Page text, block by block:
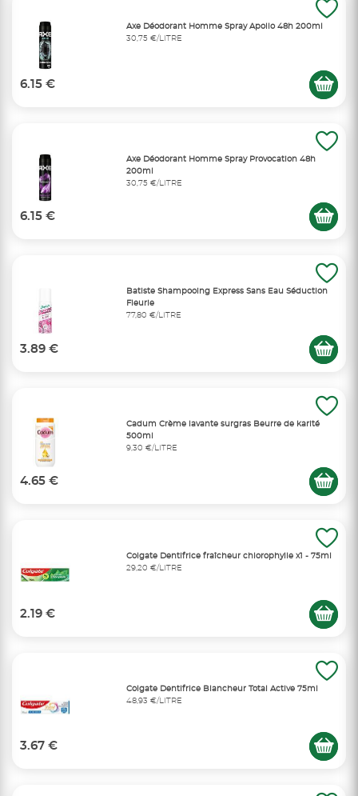
Axe Déodorant Homme Spray Apollo 48h 200ml
30,75 €/LITRE
6.15 €
Axe Déodorant Homme Spray Provocation 48h
200ml
30,75 €/LITRE
6.15 €
Batiste Shampooing Express Sans Eau Séduction
Fleurie
77,80 €/LITRE
3.89 €
Cadum Crème lavante surgras Beurre de karité
500ml
9,30 €/LITRE
4.65 €
Colgate Dentifrice fraîcheur chlorophylle x1 - 75ml
29,20 €/LITRE
2.19 €
Colgate Dentifrice Blancheur Total Active 75ml
48,93 €/LITRE
3.67 €